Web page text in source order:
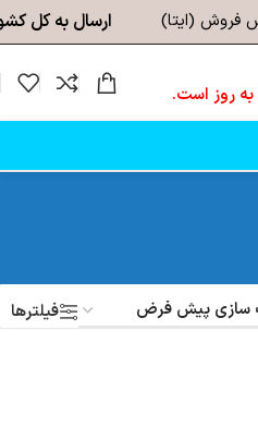
فروش (ایتا) ارسال به کل
روز است.
فیلترها